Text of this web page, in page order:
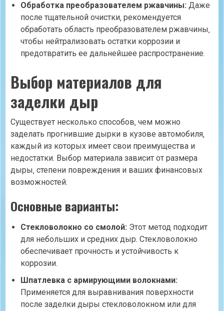
Обработка преобразователем ржавчины: Даже
после тщательной очистки‚ рекомендуется
обработать область преобразователем ржавчины‚
чтобы нейтрализовать остатки коррозии и
предотвратить ее дальнейшее распространение.
Выбор материалов для
заделки дыр
Существует несколько способов‚ чем можно
заделать прогнившие дырки в кузове автомобиля‚
каждый из которых имеет свои преимущества и
недостатки. Выбор материала зависит от размера
дыры‚ степени повреждения и ваших финансовых
возможностей.
Основные варианты:
Стекловолокно со смолой: Этот метод подходит
для небольших и средних дыр. Стекловолокно
обеспечивает прочность и устойчивость к
коррозии.
Шпатлевка с армирующими волокнами:
Применяется для выравнивания поверхности
после заделки дыры стекловолокном или для